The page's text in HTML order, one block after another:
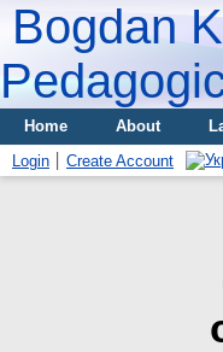
Bogdan
Home About
Login
Create Account